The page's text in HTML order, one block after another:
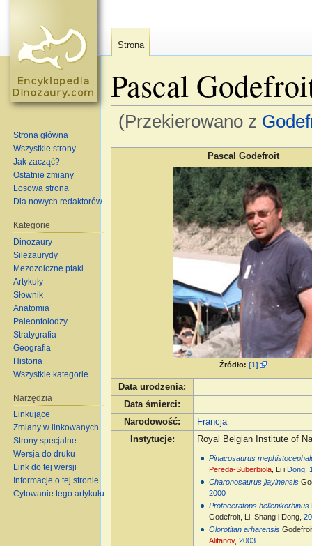
Pascal
(Przekierowano z
Pascal Godefroit
Źródło: [1]
Data urodzenia:
Data śmierci:
Narodowość:
Francja
Instytucje: Royal Belgian Institute of
Pinacosaurus
Pereda-Suberbiola , Li iDong
Charonosaurus jiayinensis
2000
Protoceratops hellenikorhinus
Godefroit, Li, Shang i Dong,
Olorotitan arharensis
Alifanov,2003
Strona
Strona główna
Wszystkie strony
Jak zacząć?
Ostatnie zmiany
Losowa strona
Dla nowych redaktorów
Kategorie
Dinozaury
Silezaurydy
Mezozoiczne ptaki
Artykuły
Słownik
Anatomia
Paleontolodzy
Stratygrafia
Geografia
Historia
Wszystkie kategorie
Narzędzia
Linkujące
Zmiany w linkowanych
Strony specjalne
Wersja do druku
Link do tej wersji
Informacje o tej stronie
Cytowanie tego artykułu